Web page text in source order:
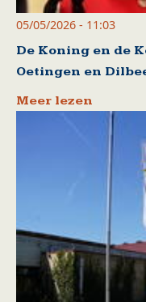
05/05/2026 - 11:03
De Koning en de
Oetingen en
Meer lezen